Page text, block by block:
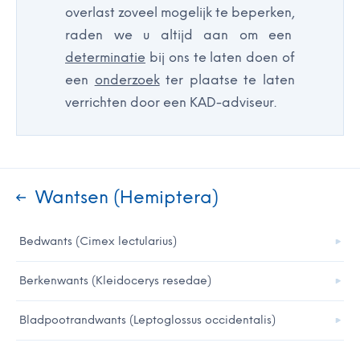
Wantsen (Hemiptera)
Bedwants (Cimex lectularius)
Berkenwants (Kleidocerys resedae)
Bladpootrandwants (Leptoglossus occidentalis)
overlast zoveel mogelijk te beperken,
raden we u altijd aan om een
determinatie bij ons te laten doen of
een onderzoekter plaatse te laten
verrichten door een KAD-adviseur.